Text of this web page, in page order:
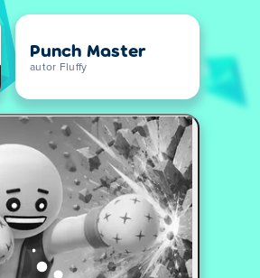
Punch Master
autor Fluffy